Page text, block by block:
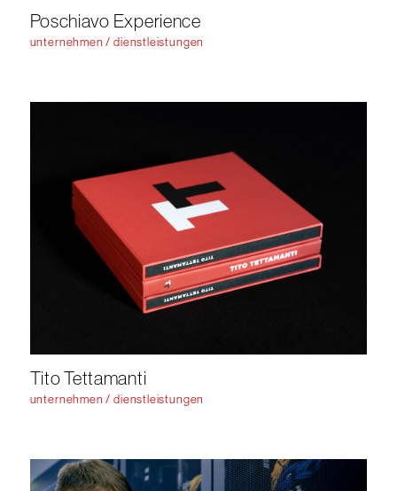
Poschiavo Experience
unternehmen / dienstleistungen
Tito Tettamanti
unternehmen / dienstleistungen